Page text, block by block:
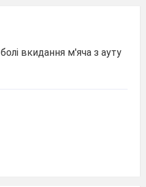
вкидання м'яча з ауту